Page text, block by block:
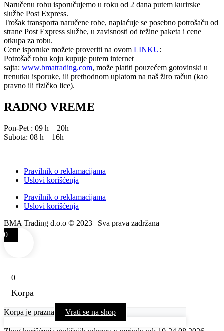
Naručenu robu isporučujemo u roku od 2 dana putem kurirske
službe Post Express.
Trošak transporta naručene robe, naplaćuje se posebno potrošaču od
strane Post Express službe, u zavisnosti od težine paketa i cene
otkupa za robu.
Cene isporuke možete proveriti na ovom LINKU:
Potrošač robu koju kupuje putem internet
sajta: www.bmatrading.com, može platiti pouzećem gotovinski u
trenutku isporuke, ili prethodnom uplatom na naš žiro račun (kao
pravno ili fizičko lice).
RADNO VREME
Pon-Pet : 09 h – 20h
Subota: 08 h – 16h
Pravilnik o reklamacijama
Uslovi korišćenja
Pravilnik o reklamacijama
Uslovi korišćenja
BMA Trading d.o.o © 2023 | Sva prava zadržana |
0
0
Korpa
Korpa je prazna Vrati se na shop